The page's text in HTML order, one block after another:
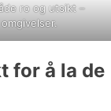
ro og utsikt –
for å la de